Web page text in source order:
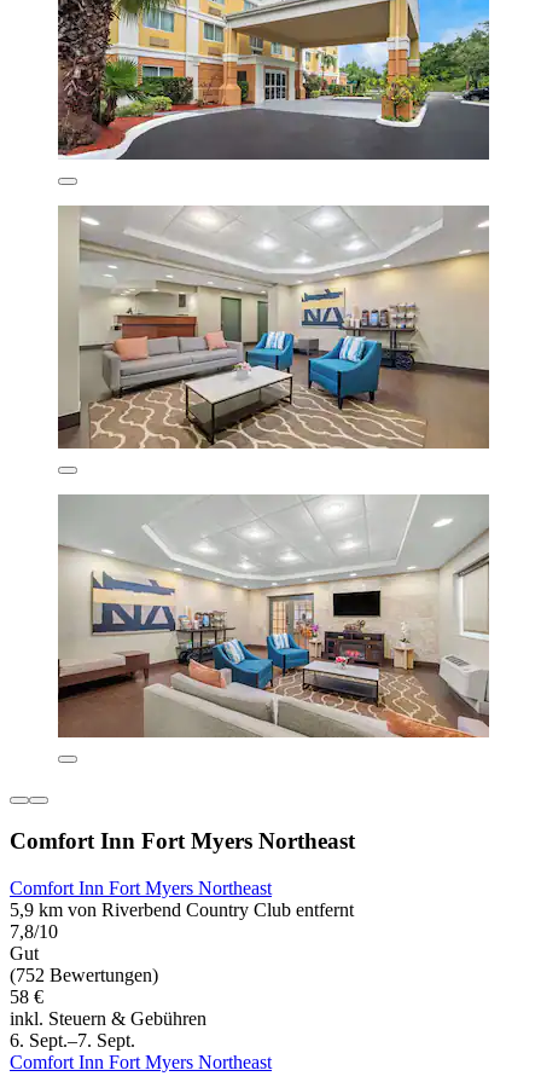
Comfort Inn Fort Myers Northeast
Comfort Inn Fort Myers Northeast
5,9 km von Riverbend Country Club entfernt
7,8/10
Gut
(752 Bewertungen)
58 €
inkl. Steuern & Gebühren
6. Sept.–7. Sept.
Comfort Inn Fort Myers Northeast